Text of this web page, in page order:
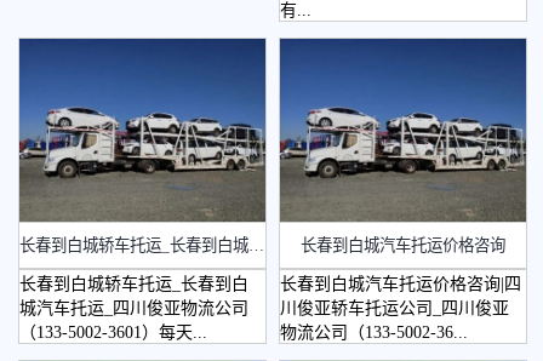
有...
长春到白城轿车托运_长春到白城汽车托运
长春到白城轿车托运_长春到白
城汽车托运_四川俊亚物流公司
（133-5002-3601）每天...
长春到白城汽车托运价格咨询
长春到白城汽车托运价格咨询|四
川俊亚轿车托运公司_四川俊亚
物流公司（133-5002-36...